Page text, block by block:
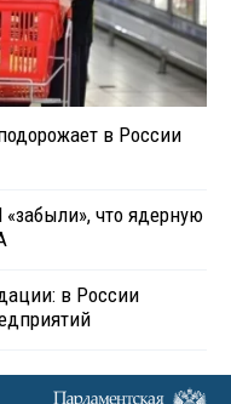
в России
что ядерную
в России